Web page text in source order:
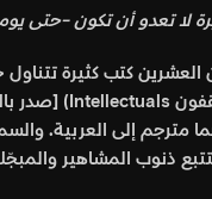
لا تعدو أن تكون -حتى
كتب كثيرة
مترجم إلى العربية.
ذنوب المشاهير